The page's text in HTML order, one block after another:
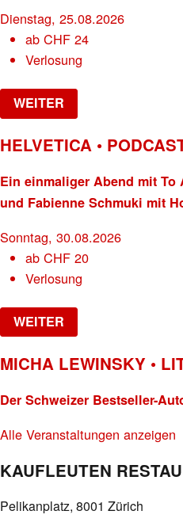
Dienstag, 25.08.2026
abCHF 24
Verlosung
WEITER
HELVETICA •
Ein einmaliger Abend mit To
und Fabienne Schmuki mit
Sonntag, 30.08.2026
abCHF 20
Verlosung
WEITER
MICHA LEWINSKY •
Der Schweizer Bestseller-
Alle Veranstaltungen anzeigen
KAUFLEUTEN
Pelikanplatz, 8001 Zürich